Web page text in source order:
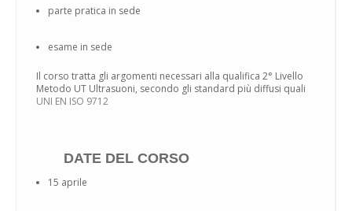
parte pratica in sede
esame in sede
Il corso tratta gli argomenti necessari alla qualifica 2° Livello
Metodo UT Ultrasuoni, secondo gli standard più diffusi quali
UNI EN ISO 9712
DATE DEL CORSO
15 aprile